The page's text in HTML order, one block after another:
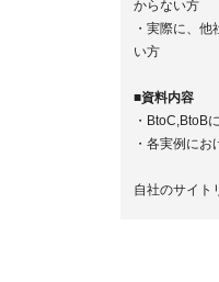
からない方
・実際に、
い方
■資料内容
・BtoC,BtoB
・各実例に
自社のサイト